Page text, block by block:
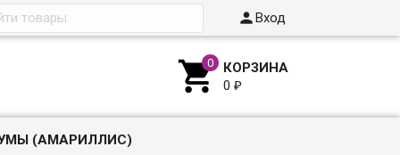
Вход
 КОРЗИНА
0₽
(АМАРИЛЛИС)